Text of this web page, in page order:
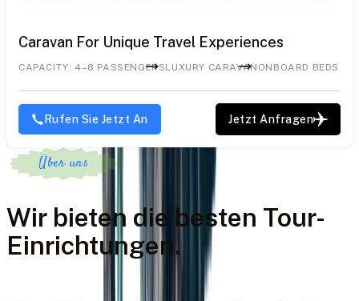
Caravan For Unique Travel Experiences
CAPACITY: 4–8 PASSENGERSLUXURY CARAVAN ONBOARD BEDS &
Rufen Sie Jetzt An Jetzt Anfragen
Über uns
Wir bieten die besten Tour-
Einrichtungen.